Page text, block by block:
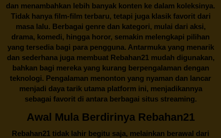
dan menambahkan lebih banyak konten ke dalam koleksinya.
Tidak hanya film-film terbaru, tetapi juga klasik favorit dari
masa lalu. Berbagai genre dan kategori, mulai dari aksi,
drama, komedi, hingga horor, semakin melengkapi pilihan
yang tersedia bagi para pengguna. Antarmuka yang menarik
dan sederhana juga membuatRebahan21mudah digunakan,
bahkan bagi mereka yang kurang berpengalaman dengan
teknologi. Pengalaman menonton yang nyaman dan lancar
menjadi daya tarik utama platform ini, menjadikannya
sebagai favorit di antara berbagai situs streaming.
Awal Mula Berdirinya Rebahan21
Rebahan21 tidak lahir begitu saja, melainkan berawal dari